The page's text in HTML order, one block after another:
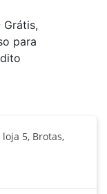
para
loja 5, Brotas,